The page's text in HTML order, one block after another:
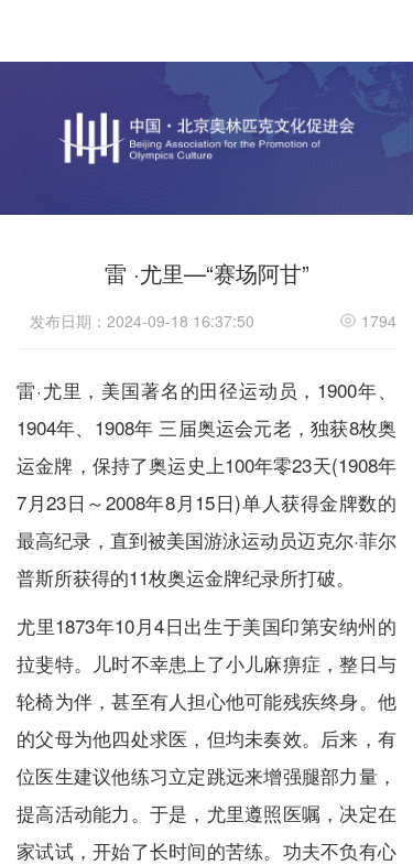
雷 ·尤里—“赛场阿甘”
发布日期：2024-09-18 16:37:50 1794
雷·尤里，美国著名的田径运动员，1900年、
1904年、1908年 三届奥运会元老，独获8枚奥
运金牌，保持了奥运史上100年零23天(1908年
7月23日～2008年8月15日)单人获得金牌数的
最高纪录，直到被美国游泳运动员迈克尔·菲尔
普斯所获得的11枚奥运金牌纪录所打破。
尤里1873年10月4日出生于美国印第安纳州的
拉斐特。儿时不幸患上了小儿麻痹症，整日与
轮椅为伴，甚至有人担心他可能残疾终身。他
的父母为他四处求医，但均未奏效。后来，有
位医生建议他练习立定跳远来增强腿部力量，
提高活动能力。于是，尤里遵照医嘱，决定在
家试试，开始了长时间的苦练。功夫不负有心